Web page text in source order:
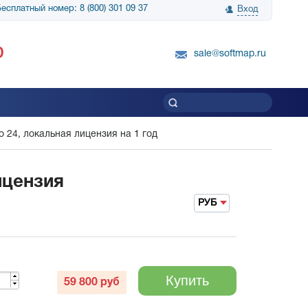
номер: 8 (800) 301 09 37 Вход
SnapGene...
благодарность SoftMap за помощь в
sale@softmap.ru
24, локальная лицензия на 1 год
РУБ
59 800 руб Купить